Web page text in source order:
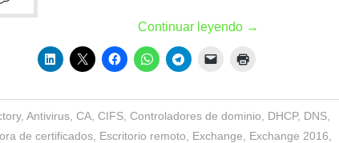
Continuar leyendo →
,Antivirus ,CA ,CIFS ,Controladores de dominio DHCP, DNS
de certificados Escritorio remoto Exchange Exchange 2016